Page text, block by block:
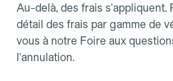
Au-delà, des frais s'appliquent.
détail des frais par gamme de
vous à notre Foire aux
l'annulation.